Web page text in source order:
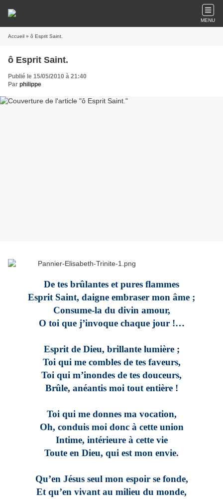
MENU
Accueil » ô Esprit Saint.
ô Esprit Saint.
Publié le 15/05/2010 à 21:40
Par philippe
De tes brûlantes et pures flammes
Esprit Saint, daigne embraser mon âme ;
Consume-la du divin amour,
O toi que j’invoque chaque jour !…
Esprit de Dieu, brillante lumière ;
Toi qui me combles de tes faveurs,
Toi qui m’inondes de tes douceurs,
Brûle, anéantis moi tout entière !
Toi qui me donnes ma vocation,
Oh, conduis moi donc à cette union
Intime, intérieure à cette vie
Toute en Dieu, qui est mon envie.
Qu’en Jésus seul mon espoir se fonde,
Et qu’en vivant au milieu du monde,